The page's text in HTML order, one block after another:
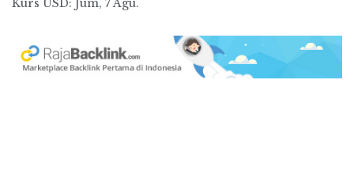
Kurs USD: Jum, 7 Agu.